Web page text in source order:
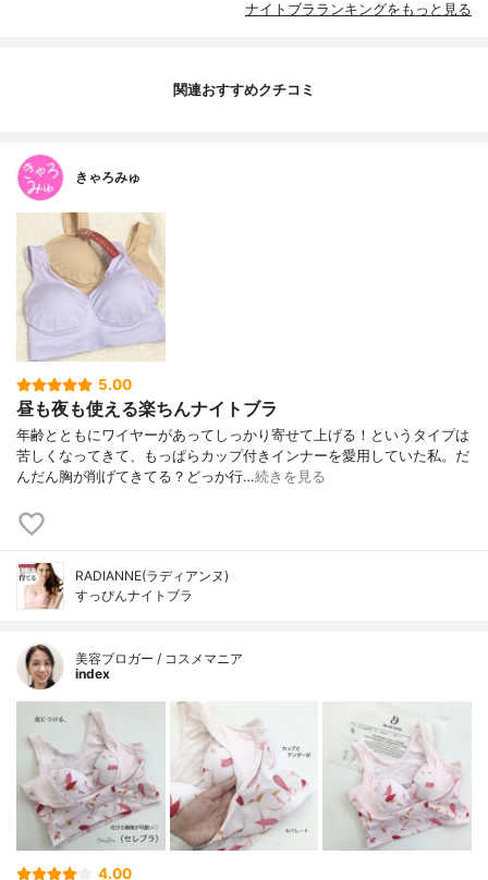
ナイトブラランキングをもっと見る
関連おすすめクチコミ
きゃろみゅ
5.00
昼も夜も使える楽ちんナイトブラ
年齢とともにワイヤーがあってしっかり寄せて上げる！というタイプは
苦しくなってきて、もっぱらカップ付きインナーを愛用していた私。だ
んだん胸が削げてきてる？どっか行…続きを見る
RADIANNE(ラディアンヌ)
すっぴんナイトブラ
美容ブロガー / コスメマニア
index
4.00